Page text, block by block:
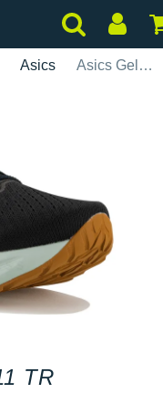
Asics Asics Gel-Excite 11 TR
TR